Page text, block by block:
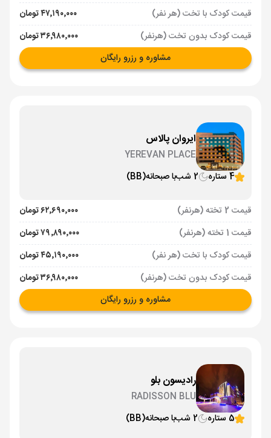
قیمت کودک با تخت (هر نفر)
۴۷٬۱۹۰٬۰۰۰ تومان
قیمت کودک بدون تخت (هرنفر)
۳۶٬۹۸۰٬۰۰۰ تومان
مشاوره و رزرو رایگان
ایروان پالاس
YEREVAN PLACE
4 ستاره
2 شب با صبحانه(BB)
قیمت 2 تخته (هرنفر)
۶۲٬۶۹۰٬۰۰۰ تومان
قیمت 1 تخته (هرنفر)
۷۹٬۸۹۰٬۰۰۰ تومان
قیمت کودک با تخت (هر نفر)
۴۵٬۱۹۰٬۰۰۰ تومان
قیمت کودک بدون تخت (هرنفر)
۳۶٬۹۸۰٬۰۰۰ تومان
مشاوره و رزرو رایگان
رادیسون بلو
RADISSON BLU
5 ستاره
2 شب با صبحانه(BB)